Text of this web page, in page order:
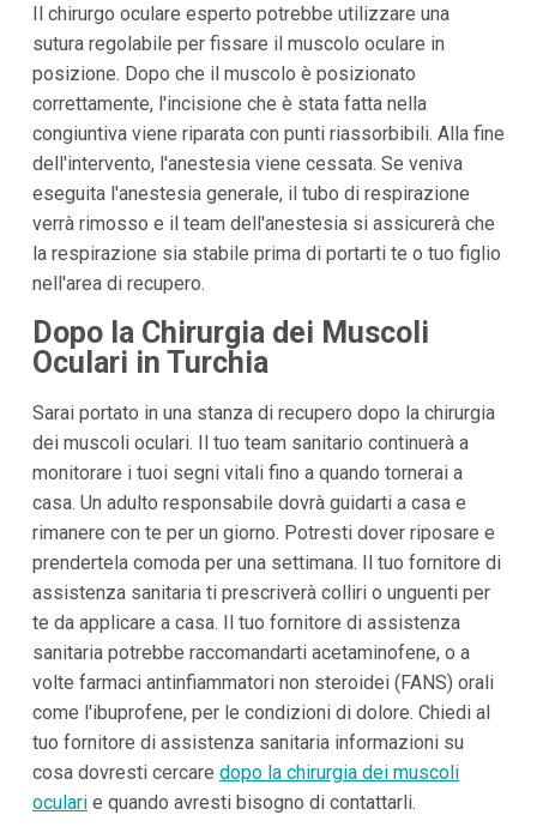
Il chirurgo oculare esperto potrebbe utilizzare una
sutura regolabile per fissare il muscolo oculare in
posizione. Dopo che il muscolo è posizionato
correttamente, l'incisione che è stata fatta nella
congiuntiva viene riparata con punti riassorbibili. Alla fine
dell'intervento, l'anestesia viene cessata. Se veniva
eseguita l'anestesia generale, il tubo di respirazione
verrà rimosso e il team dell'anestesia si assicurerà che
la respirazione sia stabile prima di portarti te o tuo figlio
nell'area di recupero.
Dopo la Chirurgia dei Muscoli
Oculari in Turchia
Sarai portato in una stanza di recupero dopo la chirurgia
dei muscoli oculari. Il tuo team sanitario continuerà a
monitorare i tuoi segni vitali fino a quando tornerai a
casa. Un adulto responsabile dovrà guidarti a casa e
rimanere con te per un giorno. Potresti dover riposare e
prendertela comoda per una settimana. Il tuo fornitore di
assistenza sanitaria ti prescriverà colliri o unguenti per
te da applicare a casa. Il tuo fornitore di assistenza
sanitaria potrebbe raccomandarti acetaminofene, o a
volte farmaci antinfiammatori non steroidei (FANS) orali
come l'ibuprofene, per le condizioni di dolore. Chiedi al
tuo fornitore di assistenza sanitaria informazioni su
cosa dovresti cercare dopo la chirurgia dei muscoli
ocularie quando avresti bisogno di contattarli.